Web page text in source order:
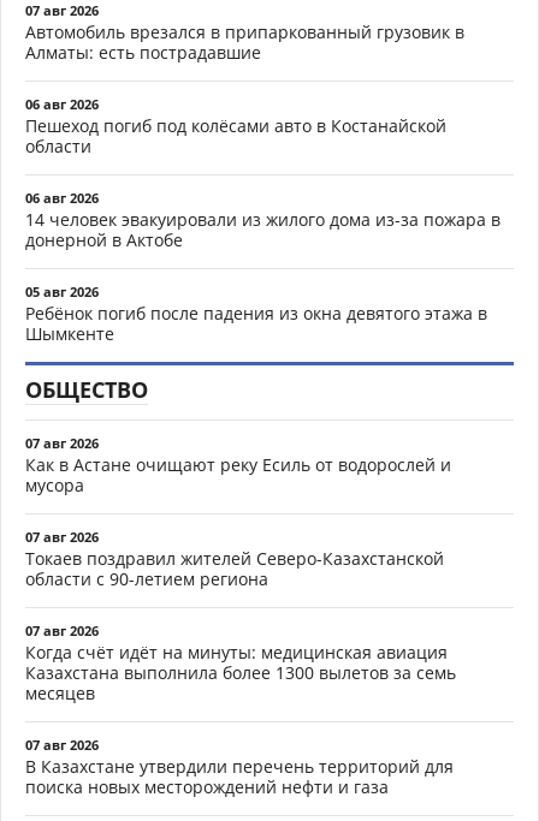
07 авг 2026
Автомобиль врезался в припаркованный грузовик в
Алматы: есть пострадавшие
06 авг 2026
Пешеход погиб под колёсами авто в Костанайской
области
06 авг 2026
14 человек эвакуировали из жилого дома из-за пожара в
донерной в Актобе
05 авг 2026
Ребёнок погиб после падения из окна девятого этажа в
Шымкенте
ОБЩЕСТВО
07 авг 2026
Как в Астане очищают реку Есиль от водорослей и
мусора
07 авг 2026
Токаев поздравил жителей Северо-Казахстанской
области с 90-летием региона
07 авг 2026
Когда счёт идёт на минуты: медицинская авиация
Казахстана выполнила более 1300 вылетов за семь
месяцев
07 авг 2026
В Казахстане утвердили перечень территорий для
поиска новых месторождений нефти и газа